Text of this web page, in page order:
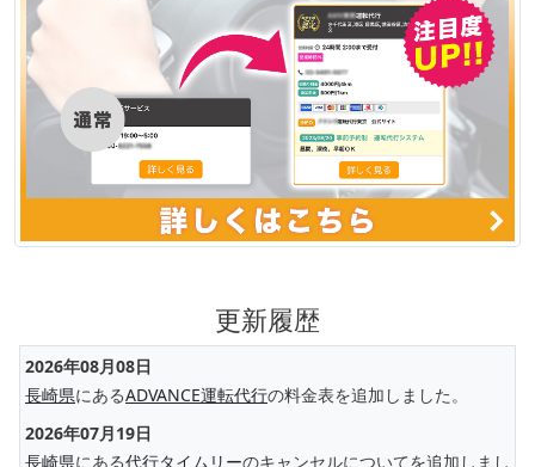
更新履歴
2026年08月08日
長崎県にあるADVANCE運転代行の料金表を追加しました。
2026年07月19日
長崎県にある代行タイムリーのキャンセルについてを追加しまし